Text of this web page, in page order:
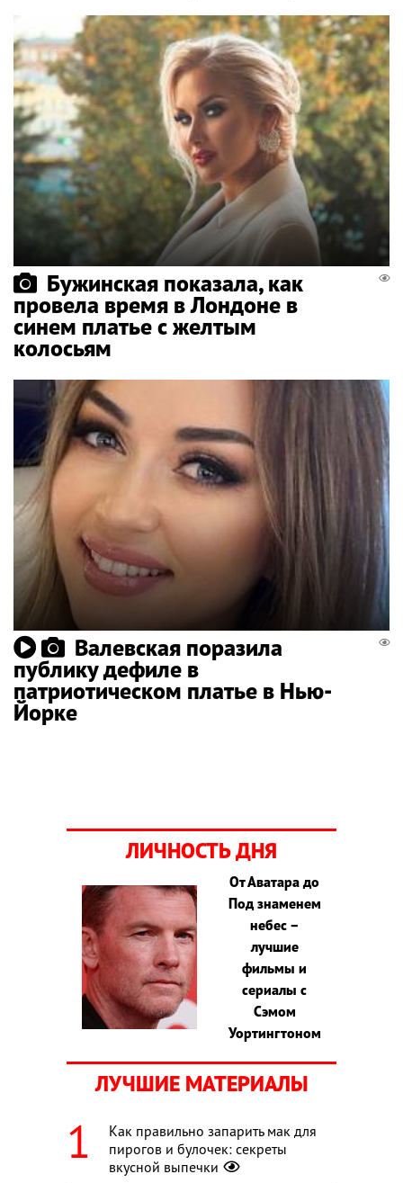
Бужинская показала, как
провела время в Лондоне в
синем платье с желтым
колосьям
Валевская поразила
публику дефиле в
патриотическом платье в Нью-
Йорке
ЛИЧНОСТЬ ДНЯ
От Аватара до
Под знаменем
небес –
лучшие
фильмы и
сериалы с
Сэмом
Уортингтоном
ЛУЧШИЕ МАТЕРИАЛЫ
Как правильно запарить мак для
пирогов и булочек: секреты
вкусной выпечки